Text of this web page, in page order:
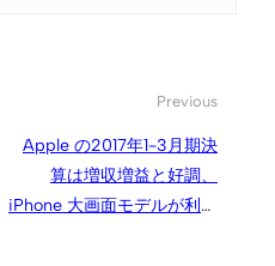
Previous
Apple の2017年1-3月期決
算は増収増益と好調、
iPhone 大画面モデルが利益